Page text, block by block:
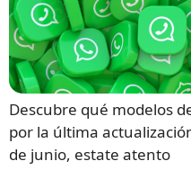
Descubre qué modelos
por la última
de junio, estate atento